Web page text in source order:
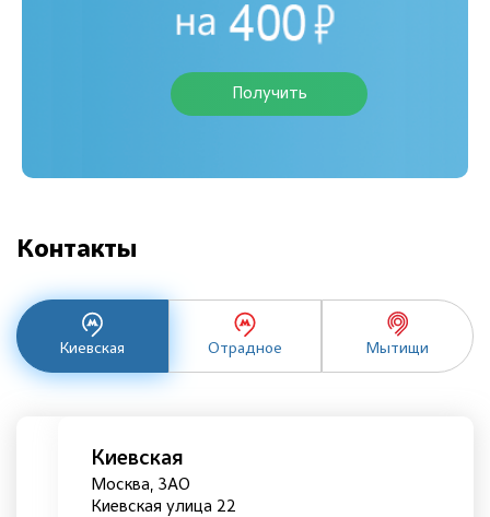
Получить
Контакты
Киевская Отрадное Мытищи
Киевская
Москва, ЗАО
Киевская улица 22